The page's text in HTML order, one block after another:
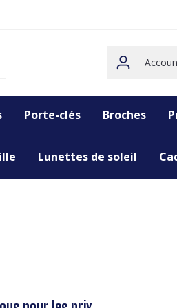
Porte-clés Broches
Lunettes de soleil